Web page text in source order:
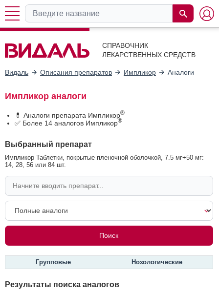
СПРАВОЧНИК
ЛЕКАРСТВЕННЫХ СРЕДСТВ
Видаль Описания препаратов Импликор Аналоги
Импликор аналоги
💊 Аналоги препарата Импликор®
✅ Более 14 аналогов Импликор®
Выбранный препарат
Импликор Таблетки, покрытые пленочной оболочкой, 7.5 мг+50 мг:
14, 28, 56 или 84 шт.
Групповые Нозологические
Результаты поиска аналогов